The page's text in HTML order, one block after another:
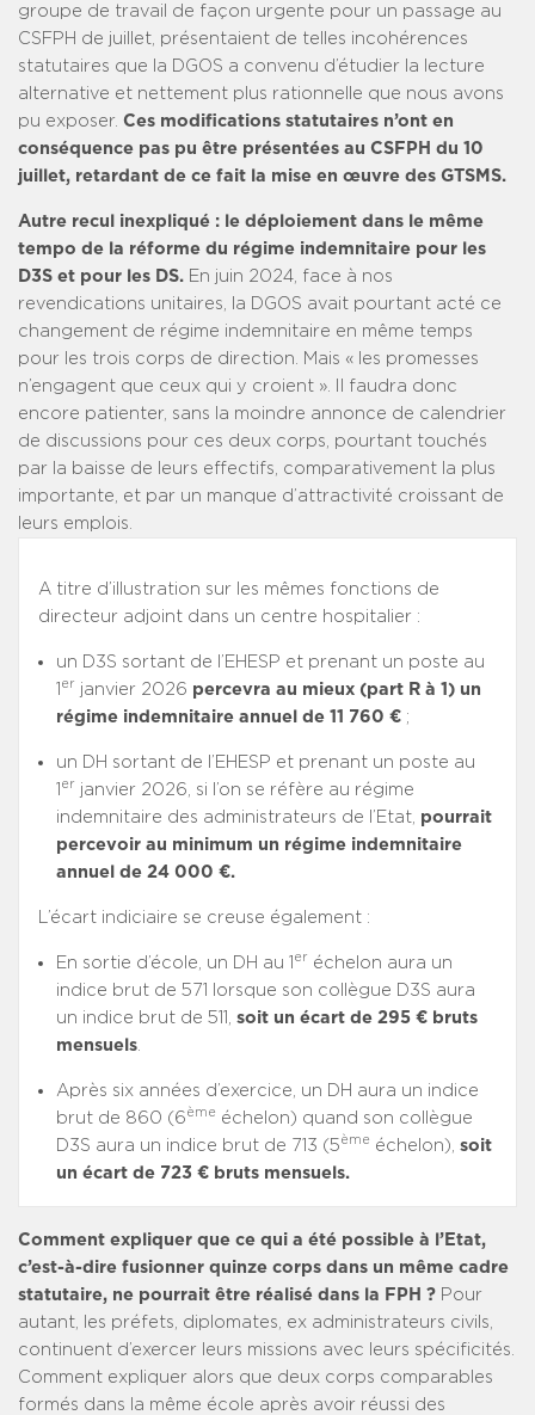
groupe de travail de façon urgente pour un passage au
CSFPH de juillet, présentaient de telles incohérences
statutaires que la DGOS a convenu d’étudier la lecture
alternative et nettement plus rationnelle que nous avons
pu exposer. Ces modifications statutaires n’ont en
conséquence pas pu être présentées au CSFPH du 10
juillet, retardant de ce fait la mise en œuvre des GTSMS.
Autre recul inexpliqué : le déploiement dans le même
tempo de la réforme du régime indemnitaire pour les
D3S et pour les DS. En juin 2024, face à nos
revendications unitaires, la DGOS avait pourtant acté ce
changement de régime indemnitaire en même temps
pour les trois corps de direction. Mais « les promesses
n’engagent que ceux qui y croient ». Il faudra donc
encore patienter, sans la moindre annonce de calendrier
de discussions pour ces deux corps, pourtant touchés
par la baisse de leurs effectifs, comparativement la plus
importante, et par un manque d’attractivité croissant de
leurs emplois.
A titre d’illustration sur les mêmes fonctions de
directeur adjoint dans un centre hospitalier :
un D3S sortant de l’EHESP et prenant un poste au
1 er janvier 2026 percevra au mieux (part R à 1) un
régime indemnitaire annuel de 11 760 € ;
un DH sortant de l’EHESP et prenant un poste au
1 er janvier 2026, si l’on se réfère au régime
indemnitaire des administrateurs de l’Etat, pourrait
percevoir au minimum un régime indemnitaire
annuel de 24 000 €.
L’écart indiciaire se creuse également :
En sortie d’école, un DH au 1 er échelon aura un
indice brut de 571 lorsque son collègue D3S aura
un indice brut de 511, soit un écart de 295 € bruts
mensuels
Après six années d’exercice, un DH aura un indice
brut de 860 (6ème échelon) quand son collègue
D3S aura un indice brut de 713 (5ème échelon), soit
un écart de 723 € bruts mensuels.
Comment expliquer que ce qui a été possible à l’Etat,
c’est-à-dire fusionner quinze corps dans un même cadre
statutaire, ne pourrait être réalisé dans la FPH ? Pour
autant, les préfets, diplomates, ex administrateurs civils,
continuent d’exercer leurs missions avec leurs spécificités.
Comment expliquer alors que deux corps comparables
formés dans la même école après avoir réussi des